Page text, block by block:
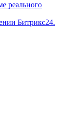
реального
Битрикс24.